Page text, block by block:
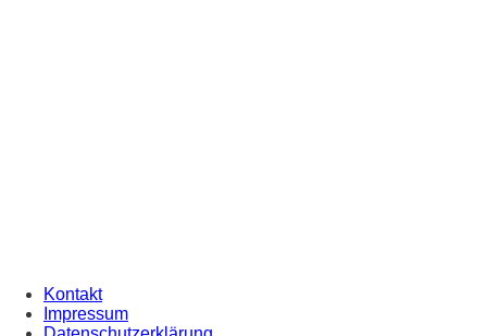
Kontakt
Impressum